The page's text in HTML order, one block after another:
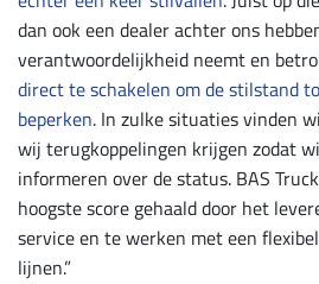
dan ook een dealer achter ons
verantwoordelijkheid neemt en
direct te schakelen om de stilstand
beperken. In zulke situaties vinden
wij terugkoppelingen krijgen zodat
informeren over de status. BAS
hoogste score gehaald door het
service en te werken met een
lijnen.”